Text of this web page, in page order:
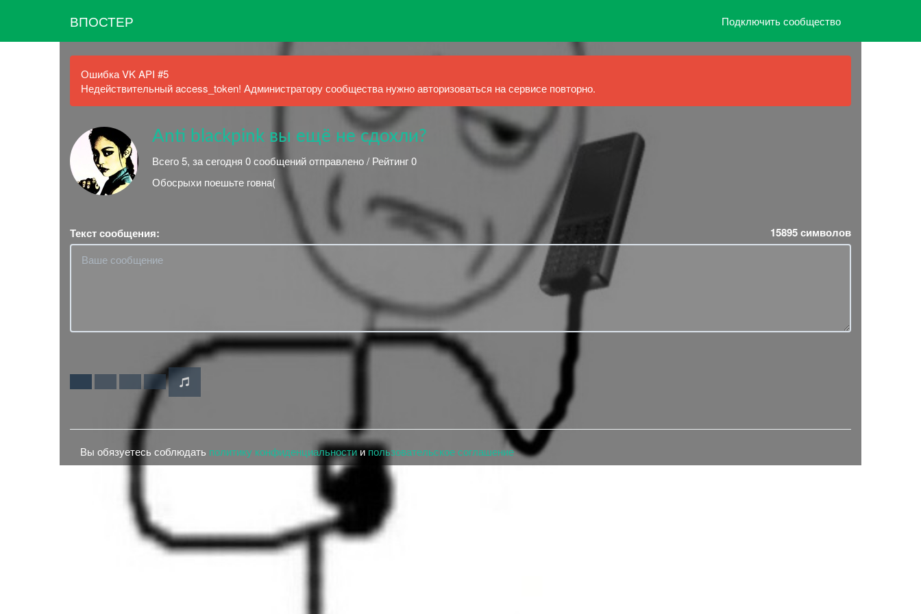
ВПОСТЕР Подключить сообщество
Ошибка VK API #5
Недействительный access_token! Администратору сообщества нужно авторизоваться на сервисе повторно.
Anti blackpink вы ещё не сдохли?
Всего 5, за сегодня 0 сообщений отправлено / Рейтинг 0
Обосрыхи поешьте говна(
Текст сообщения: 15895символов
Вы обязуетесь соблюдать политику конфиденциальностиипользовательское соглашение